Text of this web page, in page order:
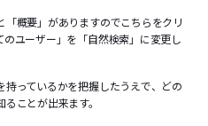
概要」がありますのでこちらをクリ
ユーザー」を「自然検索」に変更し
っているかを把握したうえで、どの
ことが出来ます。